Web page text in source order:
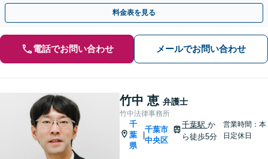
【リーズナブルな料金設定】
料金表を見る
電話でお問い合わせ メールでお問い合わせ
竹中 恵 弁護士
竹中法律事務所
千
葉
県
千葉市
中央区
千葉駅 か
ら徒歩5分
営業時間：本
日定休日